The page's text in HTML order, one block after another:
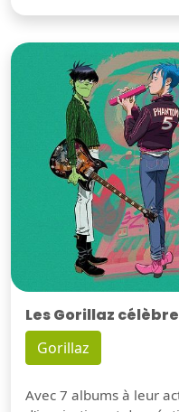
Les Gorillaz
Gorillaz
Avec 7 albums à leur